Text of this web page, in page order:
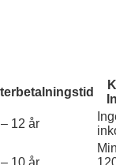
12 år
10 år